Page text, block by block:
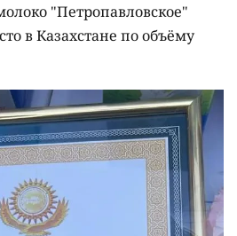
"Петропавловское"
в Казахстане по объёму